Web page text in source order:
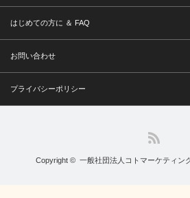
はじめての方に ＆ FAQ
お問い合わせ
プライバシーポリシー
Copyright © 一般社団法人コトマーケティン